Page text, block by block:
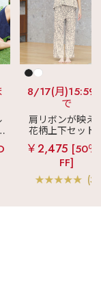
8/17(月)15:59
で
肩リボンが映え
花柄上下セット
メニーフラワー
ングパンツ 上下
ット
￥2,475 [50
FF]
(3)